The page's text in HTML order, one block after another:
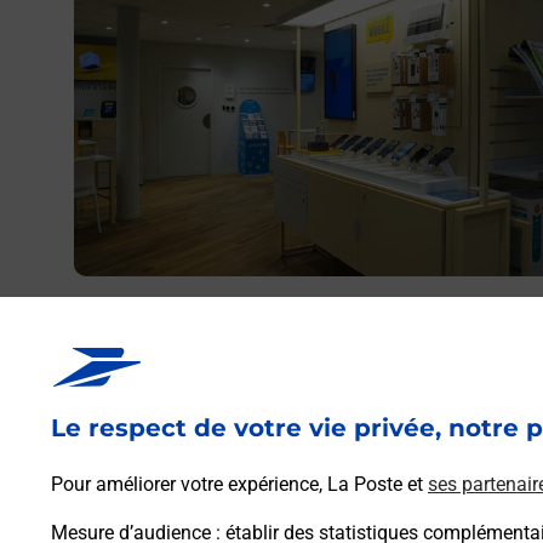
Le respect de votre vie privée, notre
Pour améliorer votre expérience, La Poste et ses
Mesure d’audience : établir des statistiques
Vous recherchez un smartphone pas cher proche de
vous ? Découvrez notre offre de téléphones iPhone
dans vos bureaux de Poste à CHATEAU VILLE VIEILLE
(05350) !